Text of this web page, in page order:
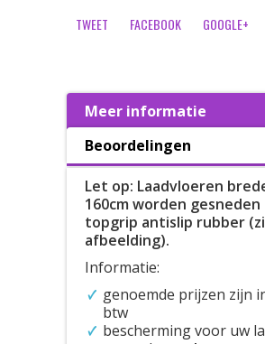
TWEET FACEBOOK GOOGLE+
Meer informatie
Beoordelingen
Let op: Laadvloeren
160cm worden
topgrip antislip rubber
afbeelding).
Informatie:
genoemde prijzen zijn
btw
bescherming voor uw